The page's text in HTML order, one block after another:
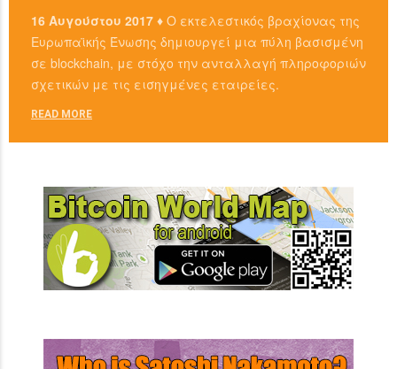
16 Αυγούστου 2017 ♦ Ο εκτελεστικός βραχίονας της
Ευρωπαϊκής Ένωσης δημιουργεί μια πύλη βασισμένη
σε blockchain, με στόχο την ανταλλαγή πληροφοριών
σχετικών με τις εισηγμένες εταιρείες.
READ MORE